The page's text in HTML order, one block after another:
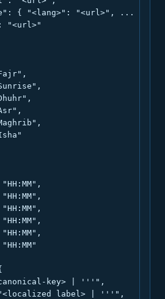
{ "<lang>": "<url>", ... },
"<url>"
key> | '''",
label> | '''",